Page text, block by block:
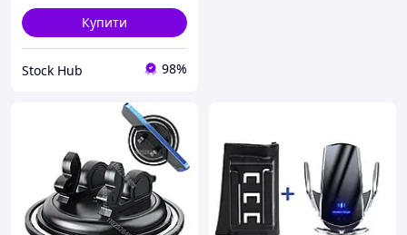
Купити
Stock Hub 98%